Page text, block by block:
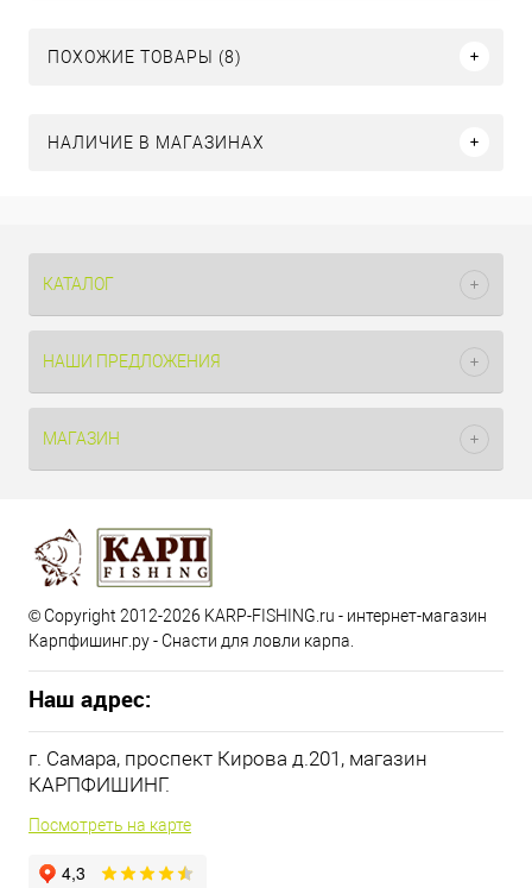
ПОХОЖИЕ ТОВАРЫ (8)
НАЛИЧИЕ В МАГАЗИНАХ
КАТАЛОГ
НАШИ ПРЕДЛОЖЕНИЯ
МАГАЗИН
© Copyright 2012-2026 KARP-FISHING.ru - интернет-магазин
Карпфишинг.ру - Снасти для ловли карпа.
Наш адрес:
г. Самара, проспект Кирова д.201, магазин
КАРПФИШИНГ.
Посмотреть на карте